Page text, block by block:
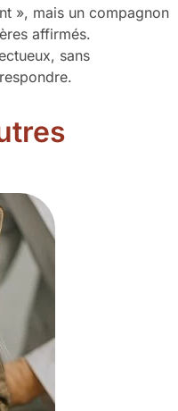
», mais un compagnon
affirmés.
sans